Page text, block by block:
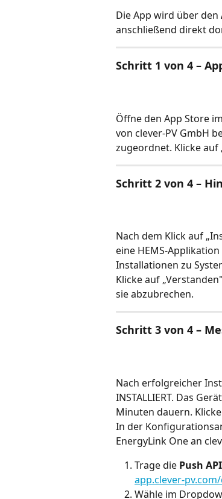
Die App wird über den
anschließend direkt
Schritt 1 von 4 –
Öffne den App Store
von clever-PV GmbH
zugeordnet. Klicke
Schritt 2 von 4 –
Nach dem Klick auf
eine HEMS-
Installationen zu
Klicke auf
sie abzubrechen.
Schritt 3 von 4 –
Nach erfolgreicher
INSTALLIERT. Das
Minuten dauern.
In der
EnergyLink One an
Trage die Push
app.clever-
Wähle im